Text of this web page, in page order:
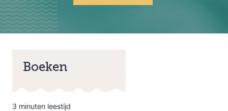
Boeken
3 minuten leestijd